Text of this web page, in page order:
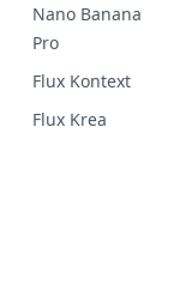
Nano Banana
Pro
Flux Kontext
Flux Krea